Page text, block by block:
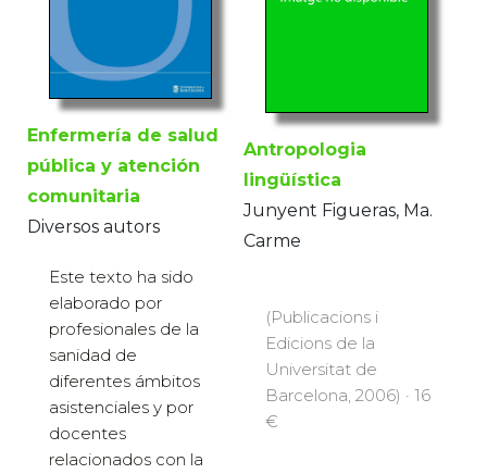
Enfermería de salud
pública y atención
comunitaria
Diversos autors
Este texto ha sido
elaborado por
profesionales de la
sanidad de
diferentes ámbitos
asistenciales y por
docentes
relacionados con la
Antropologia
lingüística
Junyent Figueras, Ma.
Carme
(Publicacions i
Edicions de la
Universitat de
Barcelona, 2006) · 16
€